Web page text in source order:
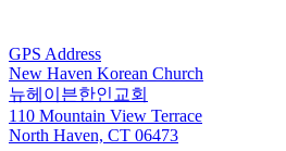
GPS Address
New Haven Korean Church
뉴헤이븐한인교회
110 Mountain View Terrace
North Haven, CT 06473